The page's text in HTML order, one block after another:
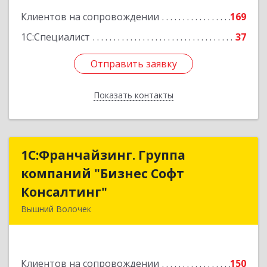
Клиентов на сопровождении
169
1С:Специалист
37
Отправить заявку
Показать контакты
Отправить заявку
Назад
1С:Франчайзинг. Группа
компаний "Бизнес Софт
Консалтинг"
Вышний Волочек
Клиентов на сопровождении
150
1С:Франчайзинг. Группа
компаний "Бизнес Софт
Подробнее